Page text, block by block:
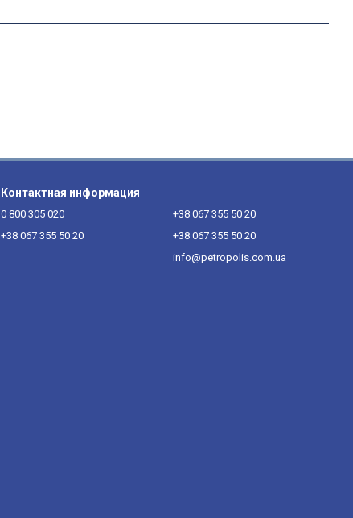
Контактная информация
0 800 305 020
+38 067 355 50 20
+38 067 355 50 20
+38 067 355 50 20
info@petropolis.com.ua